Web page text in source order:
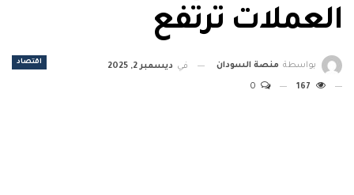
العملات ترتفع
اقتصاد بواسطة منصة السودان في ديسمبر 2, 2025
167